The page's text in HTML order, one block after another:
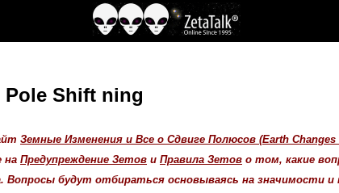
Shift ning
Земные Изменения и Все о Сдвиге Полюсов (Earth
на Предупреждение Зетов и Правила Зетов о том, какие
будут отбираться основываясь на значимости и